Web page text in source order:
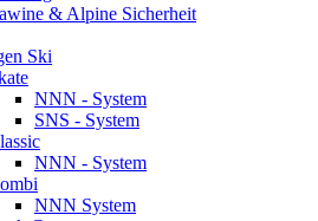
& Alpine Sicherheit
Ski
NNN - System
SNS - System
NNN - System
NNN System